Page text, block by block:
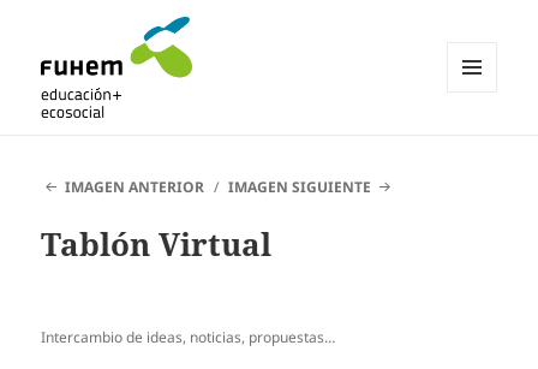
IMAGEN ANTERIOR IMAGEN SIGUIENTE
Tablón Virtual
Intercambio de ideas, noticias, propuestas…